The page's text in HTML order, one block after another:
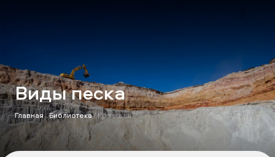
Виды песка
Главная/ Библиотека/ Кристалл